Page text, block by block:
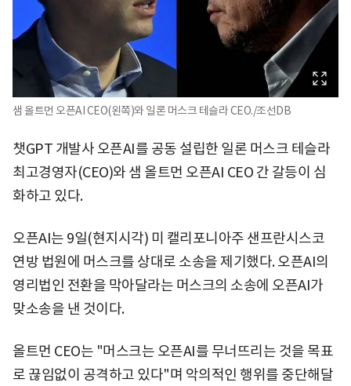
샘 올트먼 오픈AI CEO(왼쪽)와 일론 머스크 테슬라 CEO./조선DB
챗GPT 개발사 오픈AI를 공동 설립한 일론 머스크 테슬라
최고경영자(CEO)와 샘 올트먼 오픈AI CEO 간 갈등이 심
화하고 있다.
오픈AI는 9일(현지시각) 미 캘리포니아주 샌프란시스코
연방 법원에 머스크를 상대로 소송을 제기했다. 오픈AI의
영리법인 전환을 막아달라는 머스크의 소송에 오픈AI가
맞소송을 낸 것이다.
올트먼 CEO는 "머스크는 오픈AI를 무너뜨리는 것을 목표
로 끊임없이 공격하고 있다"며 악의적인 행위를 중단해달